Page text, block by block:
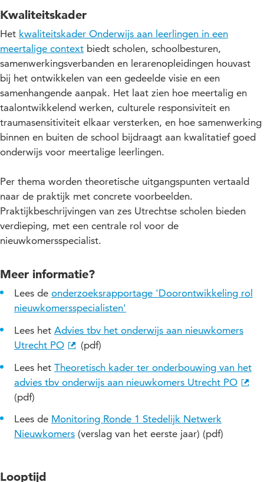
Kwaliteitskader
Het kwaliteitskader Onderwijs aan leerlingen in een
meertalige context biedt scholen, schoolbesturen,
samenwerkingsverbanden en lerarenopleidingen houvast
bij het ontwikkelen van een gedeelde visie en een
samenhangende aanpak. Het laat zien hoe meertalig en
taalontwikkelend werken, culturele responsiviteit en
traumasensitiviteit elkaar versterken, en hoe samenwerking
binnen en buiten de school bijdraagt aan kwalitatief goed
onderwijs voor meertalige leerlingen.
Per thema worden theoretische uitgangspunten vertaald
naar de praktijk met concrete voorbeelden.
Praktijkbeschrijvingen van zes Utrechtse scholen bieden
verdieping, met een centrale rol voor de
nieuwkomersspecialist.
Meer informatie?
Lees de onderzoeksrapportage 'Doorontwikkeling rol
nieuwkomersspecialisten'
Lees het Advies tbv het onderwijs aan nieuwkomers
Utrecht PO
(pdf)
Lees het Theoretisch kader ter onderbouwing van het
advies tbv onderwijs aan nieuwkomers Utrecht PO
(pdf)
Lees de Monitoring Ronde 1 Stedelijk Netwerk
Nieuwkomers (verslag van het eerste jaar) (pdf)
Looptijd